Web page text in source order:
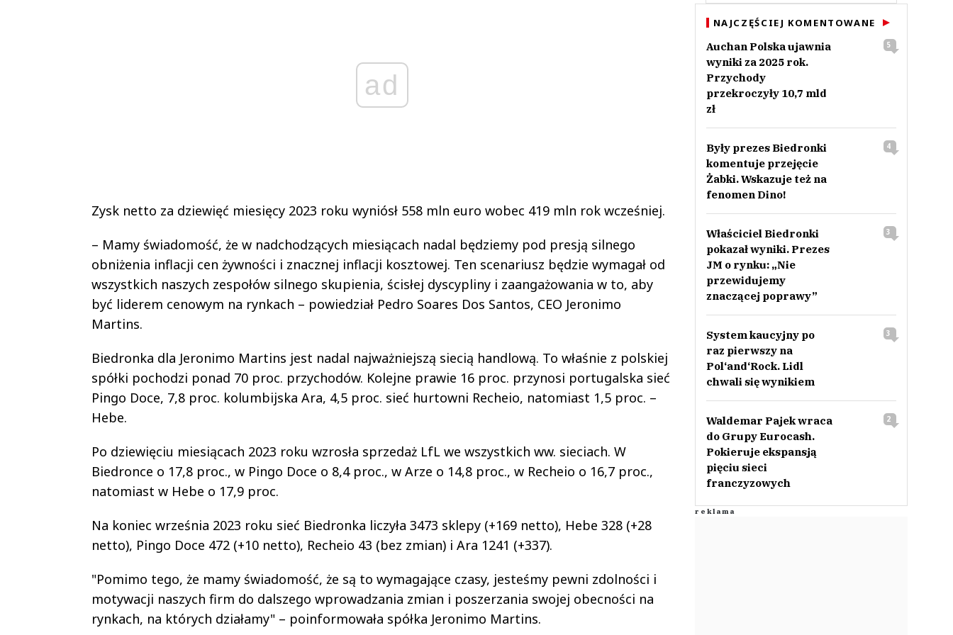
ad
Zysk netto za dziewięć miesięcy 2023 roku wyniósł 558 mln euro wobec 419 mln rok wcześniej.
– Mamy świadomość, że w nadchodzących miesiącach nadal będziemy pod presją silnego
obniżenia inflacji cen żywności i znacznej inflacji kosztowej. Ten scenariusz będzie wymagał od
wszystkich naszych zespołów silnego skupienia, ścisłej dyscypliny i zaangażowania w to, aby
być liderem cenowym na rynkach – powiedział Pedro Soares Dos Santos, CEO Jeronimo
Martins.
Biedronka dla Jeronimo Martins jest nadal najważniejszą siecią handlową. To właśnie z polskiej
spółki pochodzi ponad 70 proc. przychodów. Kolejne prawie 16 proc. przynosi portugalska sieć
Pingo Doce, 7,8 proc. kolumbijska Ara, 4,5 proc. sieć hurtowni Recheio, natomiast 1,5 proc. –
Hebe.
Po dziewięciu miesiącach 2023 roku wzrosła sprzedaż LfL we wszystkich ww. sieciach. W
Biedronce o 17,8 proc., w Pingo Doce o 8,4 proc., w Arze o 14,8 proc., w Recheio o 16,7 proc.,
natomiast w Hebe o 17,9 proc.
Na koniec września 2023 roku sieć Biedronka liczyła 3473 sklepy (+169 netto), Hebe 328 (+28
netto), Pingo Doce 472 (+10 netto), Recheio 43 (bez zmian) i Ara 1241 (+337).
"Pomimo tego, że mamy świadomość, że są to wymagające czasy, jesteśmy pewni zdolności i
motywacji naszych firm do dalszego wprowadzania zmian i poszerzania swojej obecności na
rynkach, na których działamy" – poinformowała spółka Jeronimo Martins.
NAJCZĘŚCIEJ KOMENTOWANE
Auchan Polska ujawnia
wyniki za 2025 rok.
Przychody
przekroczyły 10,7 mld
zł
5
Były prezes Biedronki
komentuje przejęcie
Żabki. Wskazuje też na
fenomen Dino!
4
Właściciel Biedronki
pokazał wyniki. Prezes
JM o rynku: „Nie
przewidujemy
znaczącej poprawy”
3
System kaucyjny po
raz pierwszy na
Pol‘and‘Rock. Lidl
chwali się wynikiem
3
Waldemar Pajek wraca
do Grupy Eurocash.
Pokieruje ekspansją
pięciu sieci
franczyzowych
2